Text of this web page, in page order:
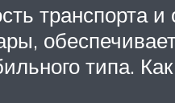
транспорта и
типа.